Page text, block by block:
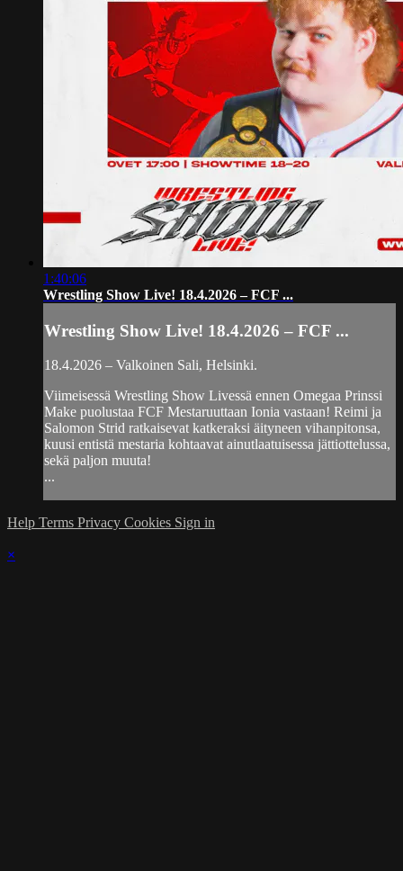
1:40:06
Wrestling Show Live! 18.4.2026 – FCF ...
Wrestling Show Live! 18.4.2026 – FCF ...
18.4.2026 – Valkoinen Sali, Helsinki.
Viimeisessä Wrestling Show Livessä ennen Omegaa Prinssi
Make puolustaa FCF Mestaruuttaan Ionia vastaan! Reimi ja
Salomon Strid ratkaisevat katkeraksi äityneen vihanpitonsa,
kuusi entistä mestaria kohtaavat ainutlaatuisessa jättiottelussa,
sekä paljon muuta!
...
Help Terms Privacy Cookies Sign in
×